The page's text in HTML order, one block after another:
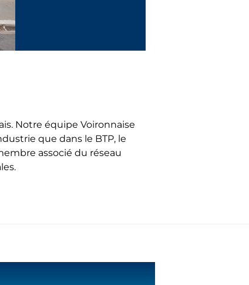
Notre équipe Voironnaise
que dans le BTP, le
associé du réseau